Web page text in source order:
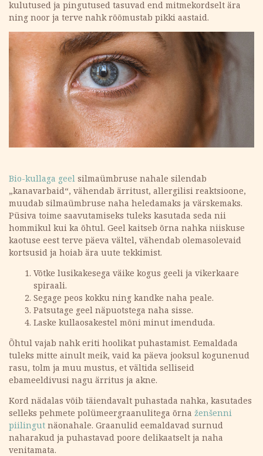
kulutused ja pingutused tasuvad end mitmekordselt ära
ning noor ja terve nahk rõõmustab pikki aastaid.
Bio-kullaga geel silmaümbruse nahale silendab
„kanavarbaid“, vähendab ärritust, allergilisi reaktsioone,
muudab silmaümbruse naha heledamaks ja värskemaks.
Püsiva toime saavutamiseks tuleks kasutada seda nii
hommikul kui ka õhtul. Geel kaitseb õrna nahka niiskuse
kaotuse eest terve päeva vältel, vähendab olemasolevaid
kortsusid ja hoiab ära uute tekkimist.
Võtke lusikakesega väike kogus geeli ja vikerkaare
spiraali.
Segage peos kokku ning kandke naha peale.
Patsutage geel näpuotstega naha sisse.
Laske kullaosakestel mõni minut imenduda.
Õhtul vajab nahk eriti hoolikat puhastamist. Eemaldada
tuleks mitte ainult meik, vaid ka päeva jooksul kogunenud
rasu, tolm ja muu mustus, et vältida selliseid
ebameeldivusi nagu ärritus ja akne.
Kord nädalas võib täiendavalt puhastada nahka, kasutades
selleks pehmete polümeergraanulitega õrna ženšenni
piilingut näonahale. Graanulid eemaldavad surnud
naharakud ja puhastavad poore delikaatselt ja naha
venitamata.